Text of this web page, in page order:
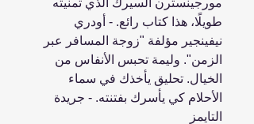
مورجينسترن السيرك الذي تمنيته
طويلًا، هذا كتاب رائع. - أودري
نيفينجير مؤلفة "زوجة المسافر عبر
الزمن". وليمة تحبس الأنفاس من
الخيال. تحليق يأخذك في سماء
الأحلام كي يأسرك بفتنته. - جريدة
التايمز